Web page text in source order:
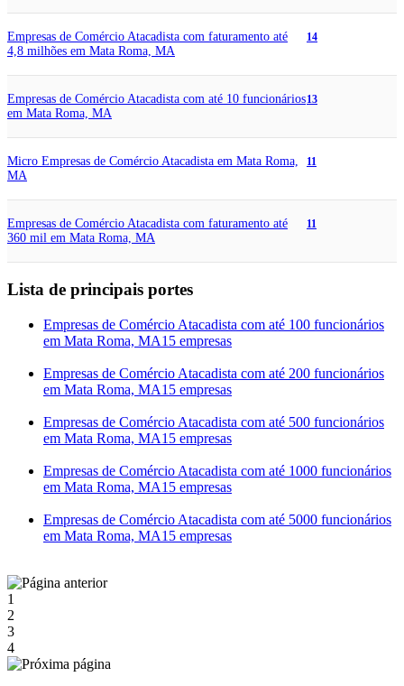
Empresas de Comércio Atacadista com faturamento até
4,8 milhões em Mata Roma, MA
14
Empresas de Comércio Atacadista com até 10 funcionários
em Mata Roma, MA
13
Micro Empresas de Comércio Atacadista em Mata Roma,
MA
11
Empresas de Comércio Atacadista com faturamento até
360 mil em Mata Roma, MA
11
Lista de principais portes
Empresas de Comércio Atacadista com até 100 funcionários
em Mata Roma, MA15 empresas
Empresas de Comércio Atacadista com até 200 funcionários
em Mata Roma, MA15 empresas
Empresas de Comércio Atacadista com até 500 funcionários
em Mata Roma, MA15 empresas
Empresas de Comércio Atacadista com até 1000 funcionários
em Mata Roma, MA15 empresas
Empresas de Comércio Atacadista com até 5000 funcionários
em Mata Roma, MA15 empresas
1
2
3
4